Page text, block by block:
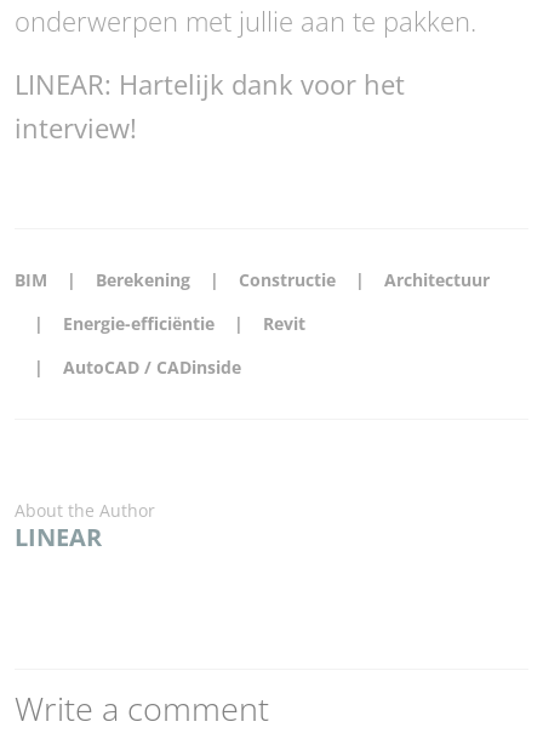
onderwerpen met jullie aan te pakken.
LINEAR: Hartelijk dank voor het
interview!
BIM Berekening Constructie
Architectuur
Energie-efficiëntie
Revit
AutoCAD / CADinside
About the Author
LINEAR
Write a comment